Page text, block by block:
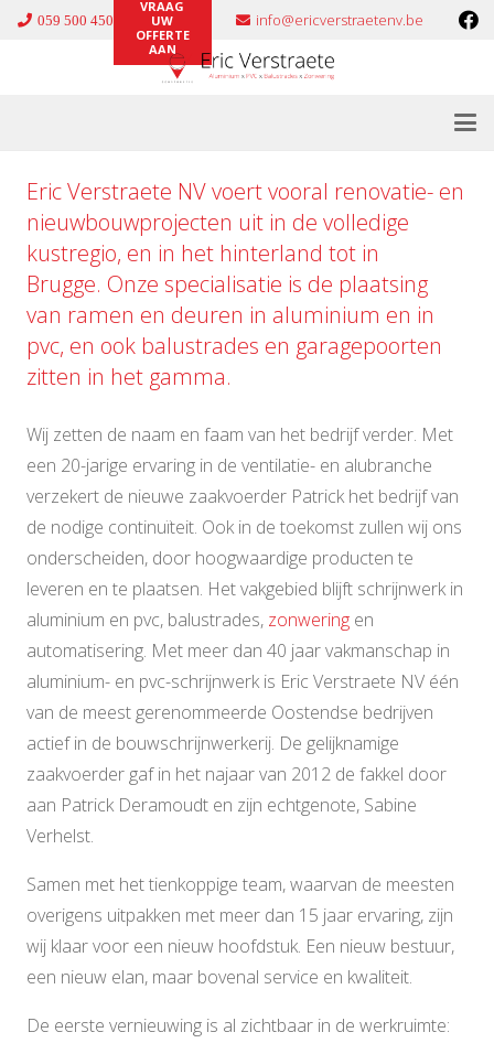
059 500 450
VRAAG
UW
OFFERTE
AAN
info@ericverstraetenv.be
Eric Verstraete NV voert vooral renovatie- en
nieuwbouwprojecten uit in de volledige
kustregio, en in het hinterland tot in
Brugge. Onze specialisatie is de plaatsing
van ramen en deuren in aluminium en in
pvc, en ook balustrades en garagepoorten
zitten in het gamma.
Wij zetten de naam en faam van het bedrijf verder. Met
een 20-jarige ervaring in de ventilatie- en alubranche
verzekert de nieuwe zaakvoerder Patrick het bedrijf van
de nodige continuïteit. Ook in de toekomst zullen wij ons
onderscheiden, door hoogwaardige producten te
leveren en te plaatsen. Het vakgebied blijft schrijnwerk in
aluminium en pvc, balustrades, zonwering en
automatisering. Met meer dan 40 jaar vakmanschap in
aluminium- en pvc-schrijnwerk is Eric Verstraete NV één
van de meest gerenommeerde Oostendse bedrijven
actief in de bouwschrijnwerkerij. De gelijknamige
zaakvoerder gaf in het najaar van 2012 de fakkel door
aan Patrick Deramoudt en zijn echtgenote, Sabine
Verhelst.
Samen met het tienkoppige team, waarvan de meesten
overigens uitpakken met meer dan 15 jaar ervaring, zijn
wij klaar voor een nieuw hoofdstuk. Een nieuw bestuur,
een nieuw elan, maar bovenal service en kwaliteit.
De eerste vernieuwing is al zichtbaar in de werkruimte: